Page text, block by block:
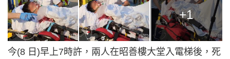
+1
今(8 日)早上7時許，兩人在昭善樓大堂入電梯後，死